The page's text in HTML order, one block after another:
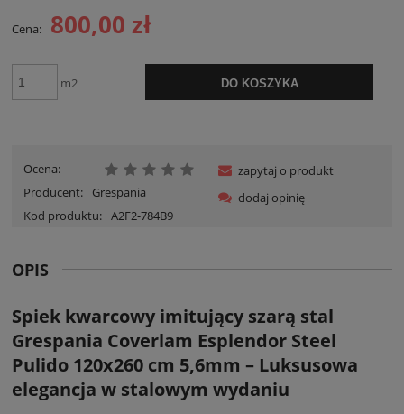
Cena: 800,00 zł
m2 DO KOSZYKA
Ocena:
Producent:
Grespania
Kod produktu: A2F2-784B9
zapytaj o produkt
dodaj opinię
OPIS
Spiek kwarcowy imitujący szarą stal
Grespania Coverlam Esplendor Steel
Pulido 120x260 cm 5,6mm – Luksusowa
elegancja w stalowym wydaniu